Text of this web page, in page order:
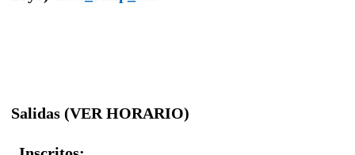
Salidas (VER HORARIO)